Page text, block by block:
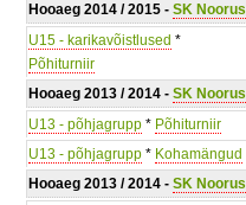
Hooaeg 2014 / 2015 - SK Noorus
U15 - karikavõistlused *
Põhiturniir
Hooaeg 2013 / 2014 - SK Noorus
U13 - põhjagrupp * Põhiturniir
U13 - põhjagrupp * Kohamängud
Hooaeg 2013 / 2014 - SK Noorus